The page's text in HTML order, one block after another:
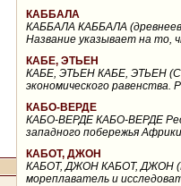
КАББАЛА
КАББАЛА КАББАЛА
Название указывает на то,
КАБЕ, ЭТЬЕН
КАБЕ, ЭТЬЕН КАБЕ, ЭТЬЕН
экономического равенства.
КАБО-ВЕРДЕ
КАБО-ВЕРДЕ КАБО-ВЕРДЕ
западного побережья
КАБОТ, ДЖОН
КАБОТ, ДЖОН КАБОТ, ДЖОН
мореплаватель и